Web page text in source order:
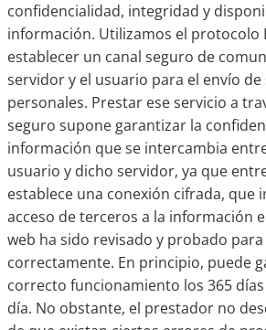
confidencialidad, integridad y
información. Utilizamos el protocolo
establecer un canal seguro de
servidor y el usuario para el envío de
personales. Prestar ese servicio a
seguro supone garantizar la
información que se intercambia
usuario y dicho servidor, ya que
establece una conexión cifrada, que
acceso de terceros a la información
web ha sido revisado y probado
correctamente. En principio, puede
correcto funcionamiento los 365
día. No obstante, el prestador no